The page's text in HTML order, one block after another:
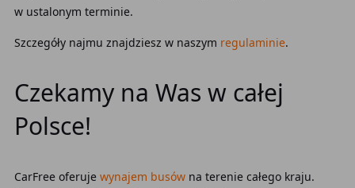
w ustalonym terminie.
Szczegóły najmu znajdziesz w naszym regulaminie.
Czekamy na Was w całej
Polsce!
CarFree oferuje wynajem busów na terenie całego kraju.